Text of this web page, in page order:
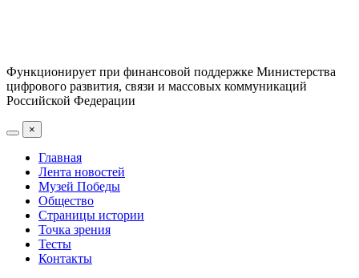
Функционирует при финансовой поддержке Министерства
цифрового развития, связи и массовых коммуникаций
Российской Федерации
×
Главная
Лента новостей
Музей Победы
Общество
Страницы истории
Точка зрения
Тесты
Контакты